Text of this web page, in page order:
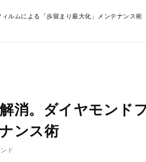
ルムによる「歩留まり最大化」メンテナンス術
消。ダイヤモンド
ンス術
ド